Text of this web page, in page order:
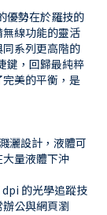
優勢在於羅技的
線功能的靈活
系列更高階的
鍵，回歸最純粹
美的平衡，是
灑設計，液體可
量液體下沖
的光學追蹤技
公與網頁瀏